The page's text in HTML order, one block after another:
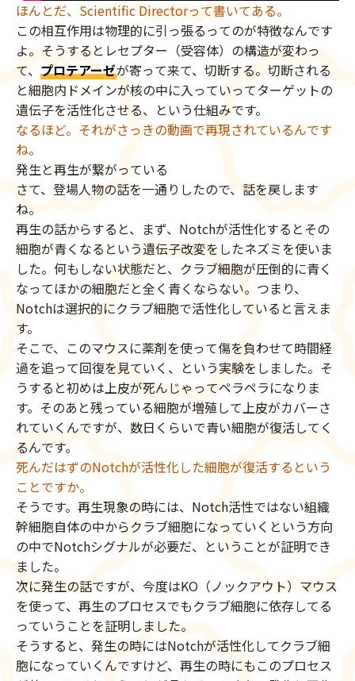
ほんとだ、Scientific Directorって書いてある。
この相互作用は物理的に引っ張るってのが特徴なんです
よ。そうするとレセプター（受容体）の構造が変わっ
て、 プロテアーゼが寄って来て、切断する。切断される
と細胞内ドメインが核の中に入っていってターゲットの
遺伝子を活性化させる、という仕組みです。
なるほど。それがさっきの動画で再現されているんです
ね。
発生と再生が繋がっている
さて、登場人物の話を一通りしたので、話を戻します
ね。
再生の話からすると、まず、Notchが活性化するとその
細胞が青くなるという遺伝子改変をしたネズミを使いま
した。何もしない状態だと、クラブ細胞が圧倒的に青く
なってほかの細胞だと全く青くならない。つまり、
Notchは選択的にクラブ細胞で活性化していると言えま
す。
そこで、このマウスに薬剤を使って傷を負わせて時間経
過を追って回復を見ていく、という実験をしました。そ
うすると初めは上皮が死んじゃってペラペラになりま
す。そのあと残っている細胞が増殖して上皮がカバーさ
れていくんですが、数日くらいで青い細胞が復活してく
るんです。
死んだはずのNotchが活性化した細胞が復活するという
ことですか。
そうです。再生現象の時には、Notch活性ではない組織
幹細胞自体の中からクラブ細胞になっていくという方向
の中でNotchシグナルが必要だ、ということが証明でき
ました。
次に発生の話ですが、今度はKO（ノックアウト）マウス
を使って、再生のプロセスでもクラブ細胞に依存してる
っていうことを証明しました。
そうすると、発生の時にはNotchが活性化してクラブ細
胞になっていくんですけど、再生の時にもこのプロセス